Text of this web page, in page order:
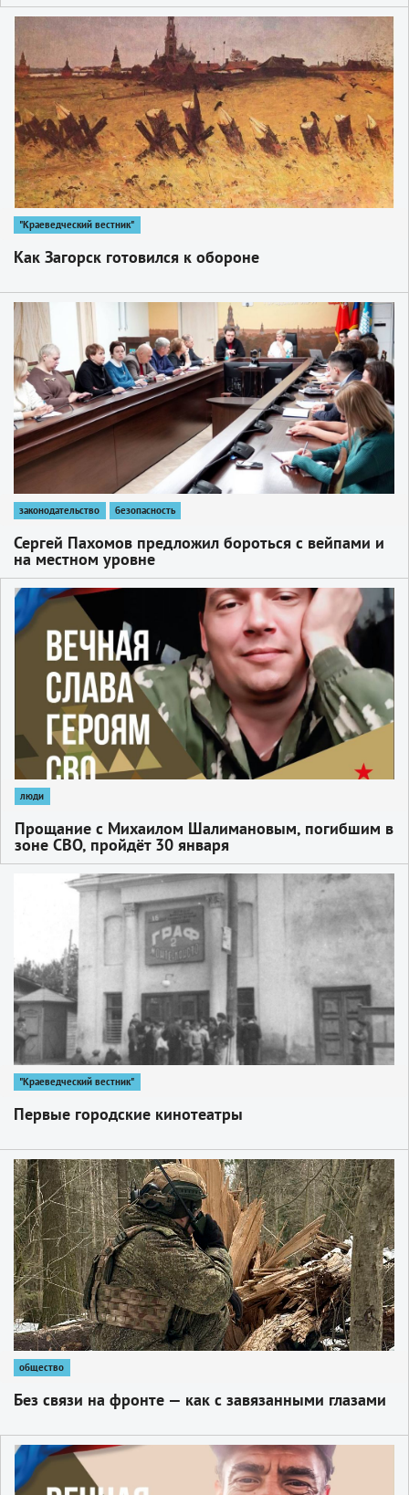
"Краеведческий вестник"
Как Загорск готовился к обороне
1
законодательство безопасность
Сергей Пахомов предложил бороться с вейпами и
на местном уровне
1
люди
Прощание с Михаилом Шалимановым, погибшим в
зоне СВО, пройдёт 30 января
"Краеведческий вестник"
Первые городские кинотеатры
1
общество
Без связи на фронте — как с завязанными глазами
1